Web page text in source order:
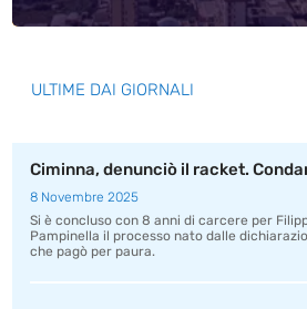
ULTIME DAI GIORNALI
Ciminna, denunciò il racket.
8 Novembre 2025
Si è concluso con 8 anni di carcere per
Pampinella il processo nato dalle
che pagò per paura.